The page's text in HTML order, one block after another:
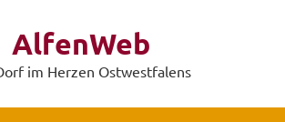
AlfenWeb
im Herzen Ostwestfalens